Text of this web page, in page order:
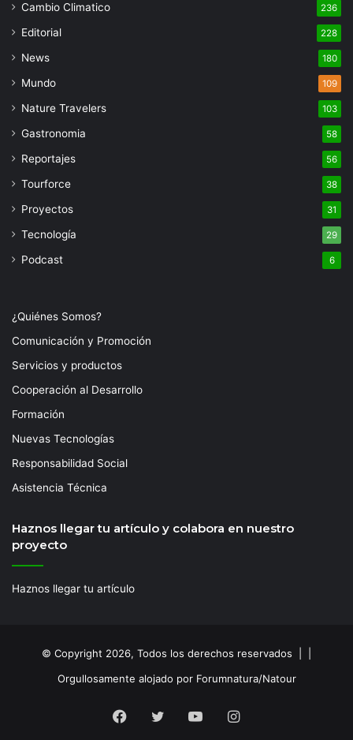
Cambio Climatico 236
Editorial 228
News 180
Mundo 109
Nature Travelers 103
Gastronomia 58
Reportajes 56
Tourforce 38
Proyectos 31
Tecnología 29
Podcast 6
¿Quiénes Somos?
Comunicación y Promoción
Servicios y productos
Cooperación al Desarrollo
Formación
Nuevas Tecnologías
Responsabilidad Social
Asistencia Técnica
Haznos llegar tu artículo y colabora en nuestro
proyecto
Haznos llegar tu artículo
© Copyright 2026, Todos los derechos reservados | |
Orgullosamente alojado por Forumnatura/Natour
Facebook
TwitterYouTubeInstagram